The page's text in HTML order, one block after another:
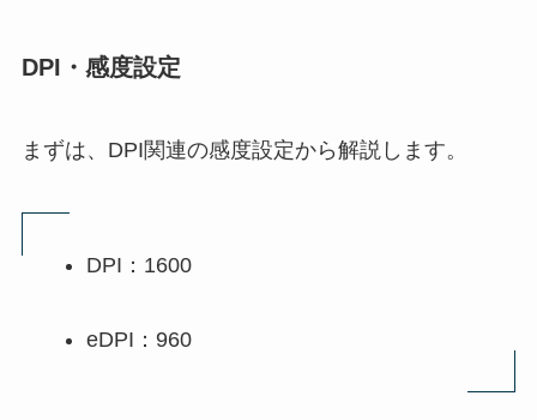
DPI・感度設定
まずは、DPI関連の感度設定から解説します。
DPI：1600
eDPI：960